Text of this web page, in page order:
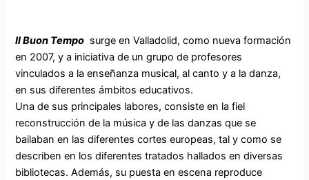
Il Buon Tempo surge en Valladolid, como nueva formación
en 2007, y a iniciativa de un grupo de profesores
vinculados a la enseñanza musical, al canto y a la danza,
en sus diferentes ámbitos educativos.
Una de sus principales labores, consiste en la fiel
reconstrucción de la música y de las danzas que se
bailaban en las diferentes cortes europeas, tal y como se
describen en los diferentes tratados hallados en diversas
bibliotecas. Además, su puesta en escena reproduce